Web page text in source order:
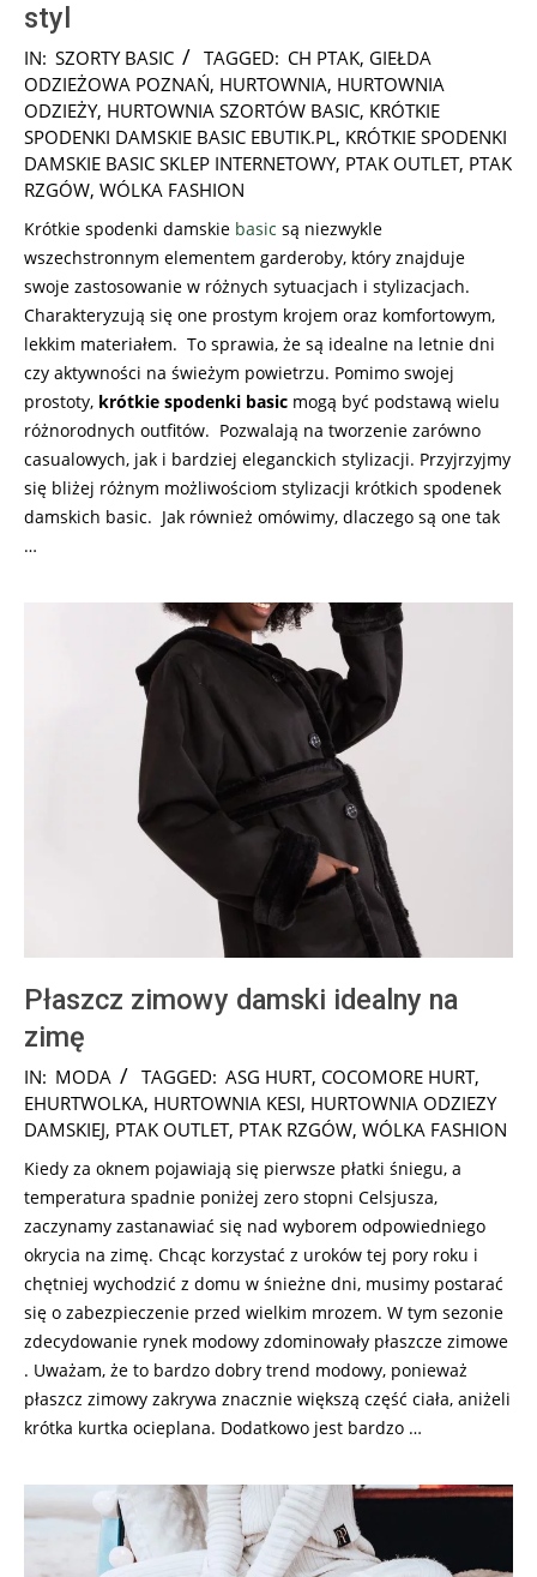
styl
2025-
05-
23
IN: SZORTY BASIC TAGGED: CH PTAK, GIEŁDA
ODZIEŻOWA POZNAŃ, HURTOWNIA, HURTOWNIA
ODZIEŻY, HURTOWNIA SZORTÓW BASIC, KRÓTKIE
SPODENKI DAMSKIE BASIC EBUTIK.PL, KRÓTKIE SPODENKI
DAMSKIE BASIC SKLEP INTERNETOWY, PTAK OUTLET, PTAK
RZGÓW, WÓLKA FASHION
Krótkie spodenki damskie basic są niezwykle
wszechstronnym elementem garderoby, który znajduje
swoje zastosowanie w różnych sytuacjach i stylizacjach.
Charakteryzują się one prostym krojem oraz komfortowym,
lekkim materiałem. To sprawia, że są idealne na letnie dni
czy aktywności na świeżym powietrzu. Pomimo swojej
prostoty, krótkie spodenki basic mogą być podstawą wielu
różnorodnych outfitów. Pozwalają na tworzenie zarówno
casualowych, jak i bardziej eleganckich stylizacji. Przyjrzyjmy
się bliżej różnym możliwościom stylizacji krótkich spodenek
damskich basic. Jak również omówimy, dlaczego są one tak
…
Płaszcz zimowy damski idealny na
zimę
2024-
12-
05
IN: MODA TAGGED: ASG HURT, COCOMORE HURT,
EHURTWOLKA, HURTOWNIA KESI, HURTOWNIA ODZIEZY
DAMSKIEJ, PTAK OUTLET, PTAK RZGÓW, WÓLKA FASHION
Kiedy za oknem pojawiają się pierwsze płatki śniegu, a
temperatura spadnie poniżej zero stopni Celsjusza,
zaczynamy zastanawiać się nad wyborem odpowiedniego
okrycia na zimę. Chcąc korzystać z uroków tej pory roku i
chętniej wychodzić z domu w śnieżne dni, musimy postarać
się o zabezpieczenie przed wielkim mrozem. W tym sezonie
zdecydowanie rynek modowy zdominowały płaszcze zimowe
. Uważam, że to bardzo dobry trend modowy, ponieważ
płaszcz zimowy zakrywa znacznie większą część ciała, aniżeli
krótka kurtka ocieplana. Dodatkowo jest bardzo …